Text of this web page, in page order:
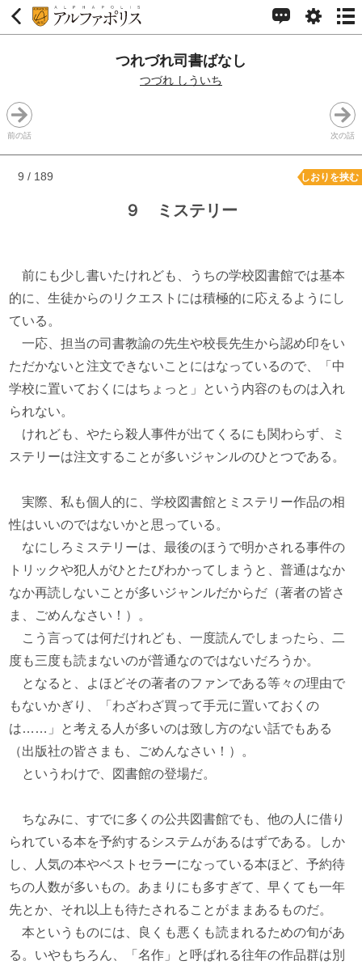
つれづれ司書ばなし
つづれ しういち
前の話 次の話
9 / 189 しおりを挟む
９ ミステリー
前にも少し書いたけれども、うちの学校図書館では基本
的に、生徒からのリクエストには積極的に応えるようにし
ている。
一応、担当の司書教諭の先生や校長先生から認め印をい
ただかないと注文できないことにはなっているので、「中
学校に置いておくにはちょっと」という内容のものは入れ
られない。
けれども、やたら殺人事件が出てくるにも関わらず、ミ
ステリーは注文することが多いジャンルのひとつである。
実際、私も個人的に、学校図書館とミステリー作品の相
性はいいのではないかと思っている。
なにしろミステリーは、最後のほうで明かされる事件の
トリックや犯人がひとたびわかってしまうと、普通はなか
なか再読しないことが多いジャンルだからだ（著者の皆さ
ま、ごめんなさい！）。
こう言っては何だけれども、一度読んでしまったら、二
度も三度も読まないのが普通なのではないだろうか。
となると、よほどその著者のファンである等々の理由で
もないかぎり、「わざわざ買って手元に置いておくの
は……」と考える人が多いのは致し方のない話でもある
（出版社の皆さまも、ごめんなさい！）。
というわけで、図書館の登場だ。
ちなみに、すでに多くの公共図書館でも、他の人に借り
られている本を予約するシステムがあるはずである。しか
し、人気の本やベストセラーになっている本ほど、予約待
ちの人数が多いもの。あまりにも多すぎて、早くても一年
先とか、それ以上も待たされることがままあるものだ。
本というものには、良くも悪くも読まれるための旬があ
る。いやもちろん、「名作」と呼ばれる往年の作品群は別